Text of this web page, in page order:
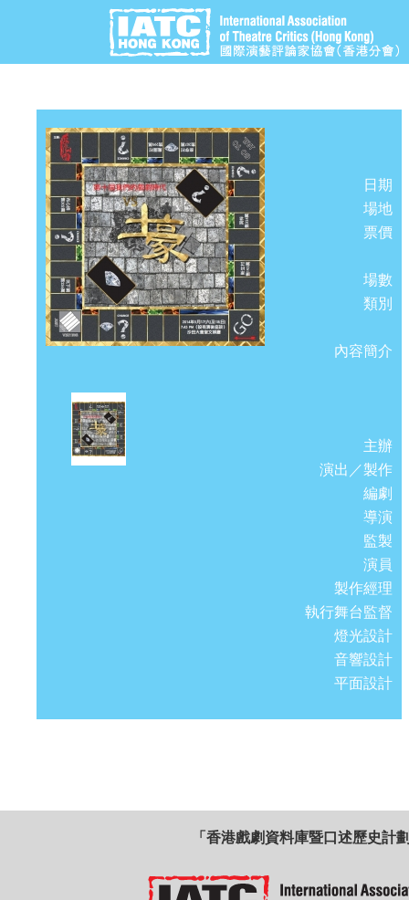
日期
場地
票價
場數
類別
內容簡介
主辦
演出／製作
編劇
導演
監製
演員
製作經理
執行舞台監督
燈光設計
音響設計
平面設計
「香港戲劇資料庫暨口述歷史計